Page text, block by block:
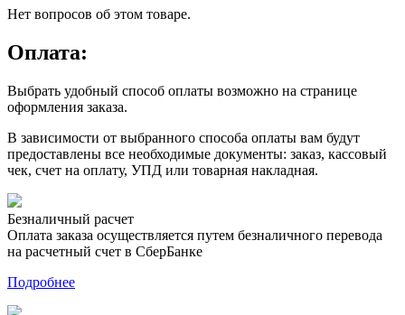
Нет вопросов об этом товаре.
Оплата:
Выбрать удобный способ оплаты возможно на странице
оформления заказа.
В зависимости от выбранного способа оплаты вам будут
предоставлены все необходимые документы: заказ, кассовый
чек, счет на оплату, УПД или товарная накладная.
Безналичный расчет
Оплата заказа осуществляется путем безналичного перевода
на расчетный счет в СберБанке
Подробнее